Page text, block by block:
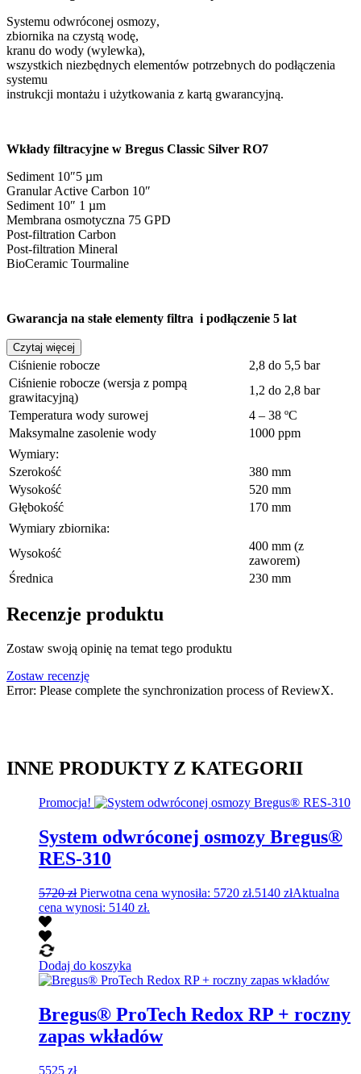
Systemu odwróconej osmozy,
zbiornika na czystą wodę,
kranu do wody (wylewka),
wszystkich niezbędnych elementów potrzebnych do podłączenia
systemu
instrukcji montażu i użytkowania z kartą gwarancyjną.
Wkłady filtracyjne w Bregus Classic Silver RO7
Sediment 10″5 µm
Granular Active Carbon 10″
Sediment 10″ 1 µm
Membrana osmotyczna 75 GPD
Post-filtration Carbon
Post-filtration Mineral
BioCeramic Tourmaline
Gwarancja na stałe elementy filtra i podłączenie 5 lat
Czytaj więcej
Ciśnienie robocze
2,8 do 5,5 bar
Ciśnienie robocze (wersja z pompą
grawitacyjną)
1,2 do 2,8 bar
Temperatura wody surowej
4 – 38 ºC
Maksymalne zasolenie wody
1000 ppm
Wymiary:
Szerokość
380 mm
Wysokość
520 mm
Głębokość
170 mm
Wymiary zbiornika:
Wysokość
400 mm (z
zaworem)
Średnica
230 mm
Recenzje produktu
Zostaw swoją opinię na temat tego produktu
Zostaw recenzję
Error: Please complete the synchronization process of ReviewX.
INNE PRODUKTY Z KATEGORII
Promocja!
System odwróconej osmozy Bregus®
RES-310
5720zł Pierwotna cena wynosiła: 5720 zł.5140 złAktualna
cena wynosi: 5140 zł.
Dodaj do koszyka
Bregus® ProTech Redox RP + roczny
zapas wkładów
5525 zł